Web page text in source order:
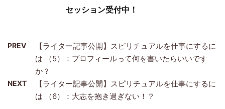
セッション受付中！
PREV
【ライター記事公開】スピリチュアルを仕事にするに
は （5）：プロフィールって何を書いたらいいです
か？
NEXT
【ライター記事公開】スピリチュアルを仕事にするに
は （6）：大志を抱き過ぎない！？